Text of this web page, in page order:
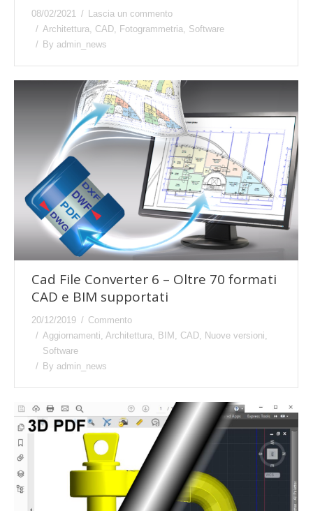
08/02/2021
Lascia un commento
Architettura
CAD Fotogrammetria
Software
By admin_news
Cad File Converter 6 – Oltre 70 formati
CAD e BIM supportati
20/12/2019
Commento
Aggiornamenti Architettura BIM CAD Nuove versioni
Software
By admin_news